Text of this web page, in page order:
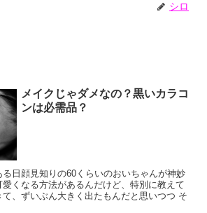
シロ
メイクじゃダメなの？黒いカラコ
ンは必需品？
る日顔見知りの60くらいのおいちゃんが神妙
くなる方法があるんだけど、特別に教えて
、ずいぶん大きく出たもんだと思いつつ そ